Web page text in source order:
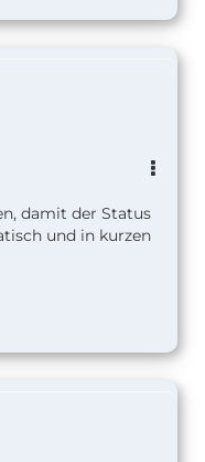
damit der Status
und in kurzen